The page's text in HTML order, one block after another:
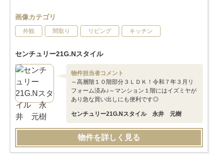
画像カテゴリ
外観 間取り リビング キッチン
センチュリー21G.Nスタイル
物件担当者コメント
～高層階１０階部分３ＬＤＫ！令和７年３月リ
フォーム済み♪～マンション１階にはイズミヤが
あり急な買い出しにも便利です◎
センチュリー21G.Nスタイル 永井 元樹
物件を詳しく見る